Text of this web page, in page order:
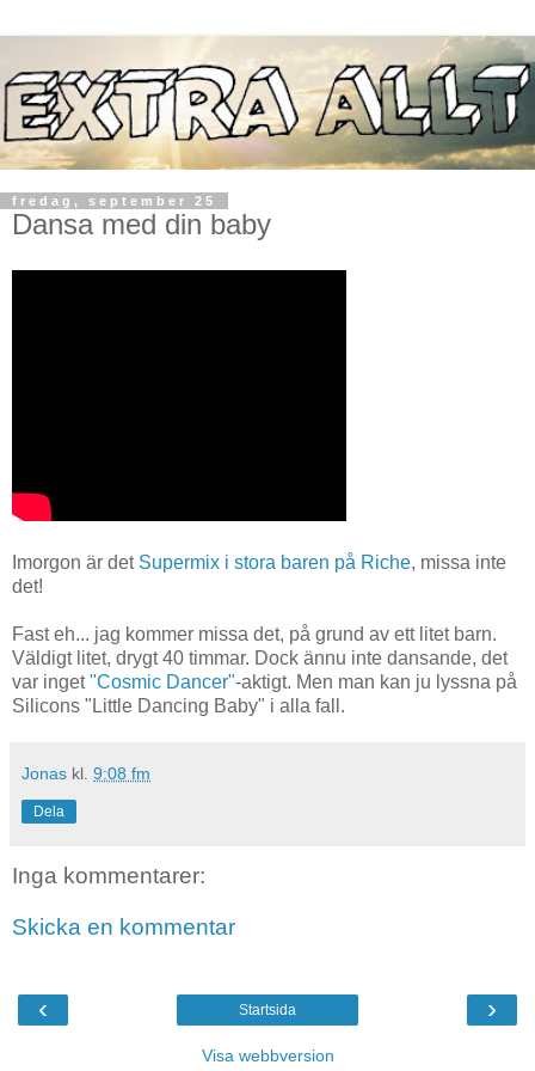
fredag, september 25
Dansa med din baby
Imorgon är det Supermix i stora baren på Riche, missa inte
det!
Fast eh... jag kommer missa det, på grund av ett litet barn.
Väldigt litet, drygt 40 timmar. Dock ännu inte dansande, det
var inget"Cosmic Dancer"-aktigt. Men man kan ju lyssna på
Silicons "Little Dancing Baby" i alla fall.
Jonas kl. 9:08 fm
Dela
Inga kommentarer:
Skicka en kommentar
‹ ›
Startsida
Visa webbversion